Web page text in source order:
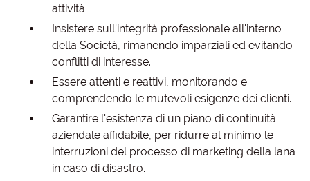
attività.
Insistere sull'integrità professionale all'interno
della Società, rimanendo imparziali ed evitando
conflitti di interesse.
Essere attenti e reattivi, monitorando e
comprendendo le mutevoli esigenze dei clienti.
Garantire l'esistenza di un piano di continuità
aziendale affidabile, per ridurre al minimo le
interruzioni del processo di marketing della lana
in caso di disastro.